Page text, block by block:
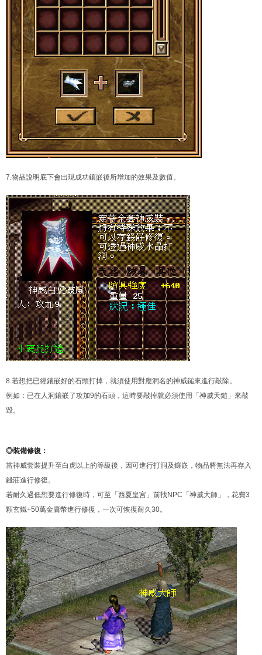
7.物品說明底下會出現成功鑲嵌後所增加的效果及數值。
8.若想把已經鑲嵌好的石頭打掉，就須使用對應洞名的神威鎚來進行敲除。
例如：已在人洞鑲嵌了攻加9的石頭，這時要敲掉就必須使用「神威天鎚」來敲
毀。
◎裝備修復：
當神威套裝提升至白虎以上的等級後，因可進行打洞及鑲嵌，物品將無法再存入
錢莊進行修復。
若耐久過低想要進行修復時，可至「西夏皇宮」前找NPC「神威大師」，花費3
顆玄鐵+50萬金庸幣進行修復，一次可恢復耐久30。